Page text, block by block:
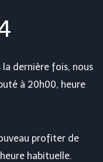
dernière fois, nous
à 20h00, heure
profiter de
habituelle.